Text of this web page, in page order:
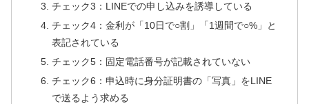
チェック3：LINEでの申し込みを誘導している
チェック4：金利が「10日で○割」「1週間で○%」と
表記されている
チェック5：固定電話番号が記載されていない
チェック6：申込時に身分証明書の「写真」をLINE
で送るよう求める